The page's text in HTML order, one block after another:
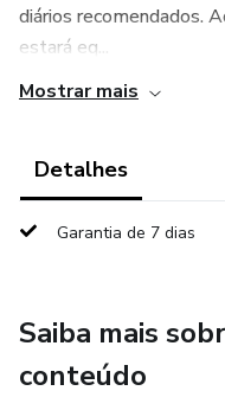
diários recomendados.
estará eq...
Mostrar mais
Detalhes
Garantia de 7 dias
Saiba mais
conteúdo